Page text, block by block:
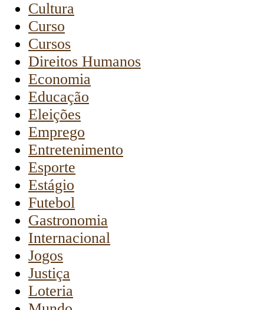
Cultura
Curso
Cursos
Direitos Humanos
Economia
Educação
Eleições
Emprego
Entretenimento
Esporte
Estágio
Futebol
Gastronomia
Internacional
Jogos
Justiça
Loteria